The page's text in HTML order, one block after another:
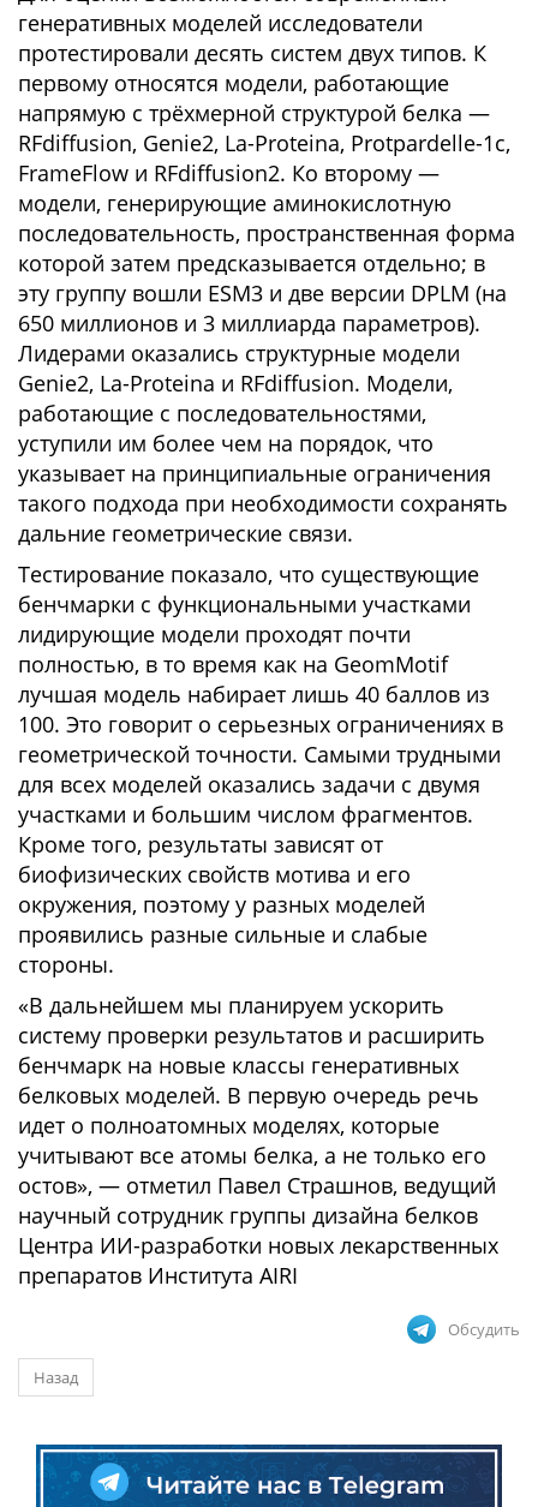
генеративных моделей исследователи
протестировали десять систем двух типов. К
первому относятся модели, работающие
напрямую с трёхмерной структурой белка —
RFdiffusion, Genie2, La-Proteina, Protpardelle-1c,
FrameFlow и RFdiffusion2. Ко второму —
модели, генерирующие аминокислотную
последовательность, пространственная форма
которой затем предсказывается отдельно; в
эту группу вошли ESM3 и две версии DPLM (на
650 миллионов и 3 миллиарда параметров).
Лидерами оказались структурные модели
Genie2, La-Proteina и RFdiffusion. Модели,
работающие с последовательностями,
уступили им более чем на порядок, что
указывает на принципиальные ограничения
такого подхода при необходимости сохранять
дальние геометрические связи.
Тестирование показало, что существующие
бенчмарки с функциональными участками
лидирующие модели проходят почти
полностью, в то время как на GeomMotif
лучшая модель набирает лишь 40 баллов из
100. Это говорит о серьезных ограничениях в
геометрической точности. Самыми трудными
для всех моделей оказались задачи с двумя
участками и большим числом фрагментов.
Кроме того, результаты зависят от
биофизических свойств мотива и его
окружения, поэтому у разных моделей
проявились разные сильные и слабые
стороны.
«В дальнейшем мы планируем ускорить
систему проверки результатов и расширить
бенчмарк на новые классы генеративных
белковых моделей. В первую очередь речь
идет о полноатомных моделях, которые
учитывают все атомы белка, а не только его
остов», — отметил Павел Страшнов, ведущий
научный сотрудник группы дизайна белков
Центра ИИ-разработки новых лекарственных
препаратов Института AIRI
Обсудить
Назад